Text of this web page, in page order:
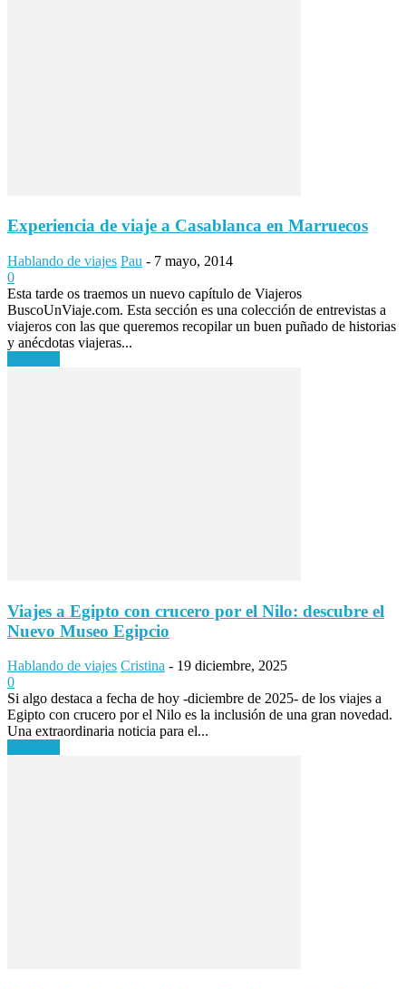
Experiencia de viaje a Casablanca en Marruecos
Hablando de viajes Pau - 7 mayo, 2014
0
Esta tarde os traemos un nuevo capítulo de Viajeros
BuscoUnViaje.com. Esta sección es una colección de entrevistas a
viajeros con las que queremos recopilar un buen puñado de historias
y anécdotas viajeras...
Viajes a Egipto con crucero por el Nilo: descubre el
Nuevo Museo Egipcio
Hablando de viajes Cristina - 19 diciembre, 2025
0
Si algo destaca a fecha de hoy -diciembre de 2025- de los viajes a
Egipto con crucero por el Nilo es la inclusión de una gran novedad.
Una extraordinaria noticia para el...